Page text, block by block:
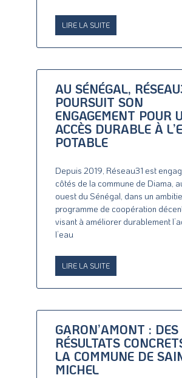
LIRE LA SUITE
AU SÉNÉGAL,
POURSUIT SON
ENGAGEMENT POUR
ACCÈS DURABLE À
POTABLE
Depuis 2019, Réseau31 est
côtés de la commune de Diama,
ouest du Sénégal, dans un
programme de coopération
visant à améliorer durablement
l’eau
LIRE LA SUITE
GARON’AMONT : DES
RÉSULTATS
LA COMMUNE DE
MICHEL